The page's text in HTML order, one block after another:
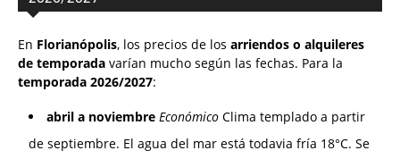
En Florianópolis, los precios de los arriendos o alquileres
de temporada varían mucho según las fechas. Para la
temporada 2026/2027:
abril a noviembre Económico Clima templado a partir
de septiembre. El agua del mar está todavia fría 18°C. Se